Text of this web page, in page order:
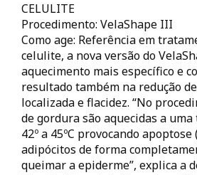
CELULITE
Procedimento: VelaShape III
Como age: Referência em
celulite, a nova versão do
aquecimento mais específico e
resultado também na redução
localizada e flacidez. “No
de gordura são aquecidas a
42º a 45ºC provocando
adipócitos de forma
queimar a epiderme”, explica a